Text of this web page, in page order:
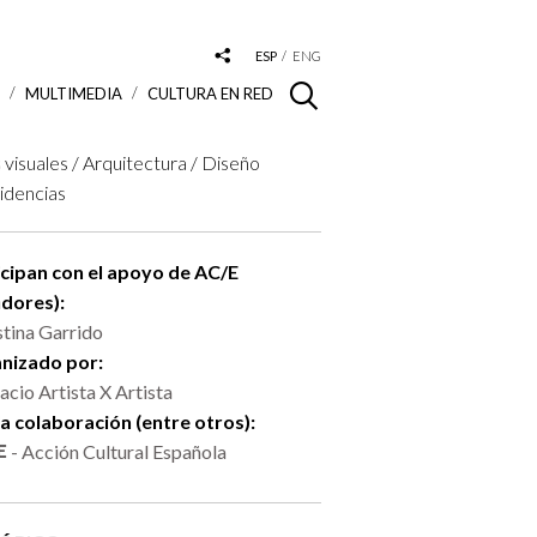
ESP ENG
MULTIMEDIA CULTURA EN RED
/ Arquitectura / Diseño
con el apoyo de AC/E
Garrido
por:
Artista X Artista
colaboración (entre otros):
- Acción Cultural Española